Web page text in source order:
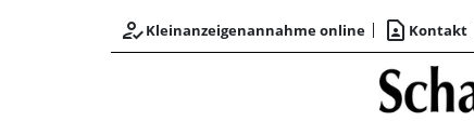
how_to_regKleinanzeigenannahme online contact_page Kontakt